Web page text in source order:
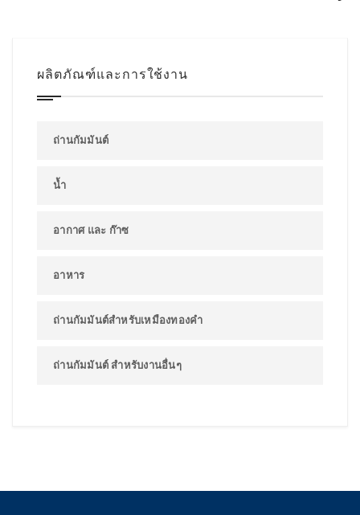
ผลิตภัณฑ์และการใช้งาน
ถ่านกัมมันต์
น้ำ
อากาศ และ ก๊าซ
อาหาร
ถ่านกัมมันต์สำหรับเหมืองทองคำ
ถ่านกัมมันต์ สำหรับงานอื่นๆ